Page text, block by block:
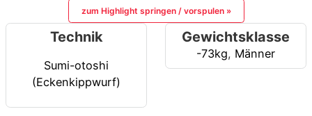
zum Highlight springen / vorspulen »
Technik
Sumi-otoshi
(Eckenkippwurf)
Gewichtsklasse
-73kg, Männer